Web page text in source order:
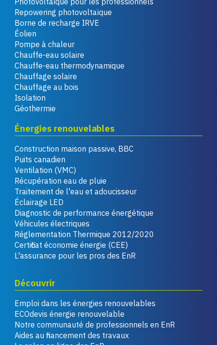
Repowering photovoltaïque
Borne de recharge IRVE
Éolien
Pompe à chaleur
Chauffe-eau solaire
Chauffe-eau thermodynamique
Chauffage solaire
Chauffage au bois
Isolation
Géothermie
Énergies renouvelables
Construction maison passive, BBC
Puits canadien
Ventilation (VMC)
Récupération eau de pluie
Traitement de l'eau et adoucisseur
Éclairage LED
Diagnostic de performance énergétique
Véhicules électriques
Réglementation Thermique 2012/2020
Certificat économie énergie (CEE)
L'assurance pour les pros des EnR
Découvrir
Emploi dans les énergies renouvelables
ECOdevis énergie renouvelable
Notre communauté de professionnels en EnR
Aides au financement des travaux